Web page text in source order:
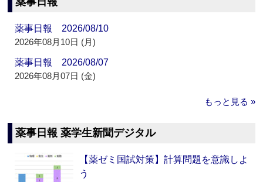
薬事日報 2026/08/10
2026年08月10日 (月)
薬事日報 2026/08/07
2026年08月07日 (金)
もっと見る »
薬事日報 薬学生新聞デジタル
【薬ゼミ国試対策】計算問題を意識しよ
う